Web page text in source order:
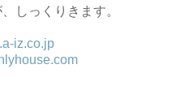
しっくりきます。
iz.co.jp